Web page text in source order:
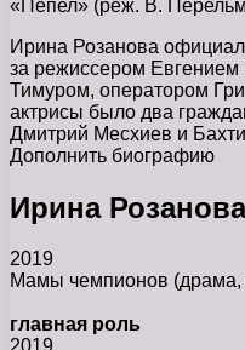
«Пепел» (реж. В.
Ирина Розанова
за режиссером
Тимуром, оператором
актрисы было два
Дмитрий Месхиев и
Дополнить биографию
Ирина
2019
Мамы чемпионов (драма,
главная роль